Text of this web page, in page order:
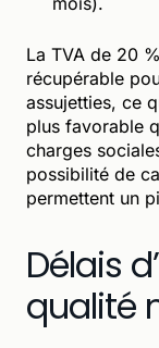
La TVA de 20
récupérable
assujetties, ce
plus favorable
charges
possibilité de
permettent un
Délais
qualité